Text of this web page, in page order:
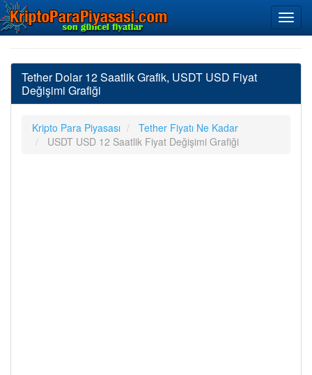
Tether Dolar 12 Saatlik Grafik, USDT USD Fiyat
Değişimi Grafiği
Kripto Para Piyasası
Tether Fiyatı Ne Kadar
USDT USD 12 Saatlik Fiyat Değişimi Grafiği